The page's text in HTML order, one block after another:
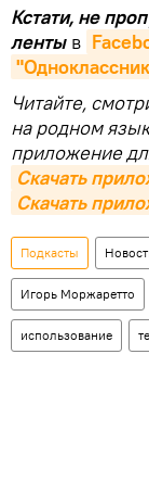
Кстати, не
ленты в
Читайте,
на родном
приложение
Скачать
Скачать
Подкасты
Игорь Моржаретто
использование